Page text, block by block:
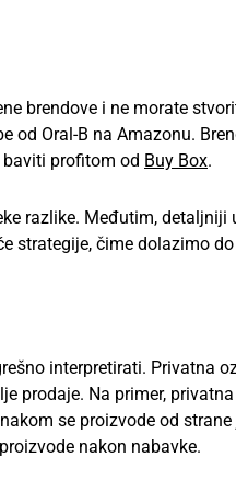
brendove i ne morate
od Oral-B na Amazonu.
profitom od Buy Box.
razlike. Međutim, detaljniji
strategije, čime dolazimo do
interpretirati. Privatna
prodaje. Na primer, privatna
se proizvode od strane
nakon nabavke.